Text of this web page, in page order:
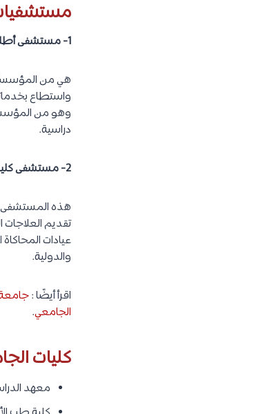
1- مستشفى أطلس الجامعي :
واستطاع
دراسية.
2- مستشفى كلية طب الأسنان :
هذه المستشفى
تقديم
عيادات
والدولية.
اقرأ أيضًا :جامعة
الجامعي.
كليات
معهد